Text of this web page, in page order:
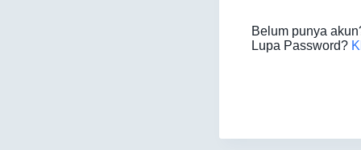
Belum punya
Lupa Password?